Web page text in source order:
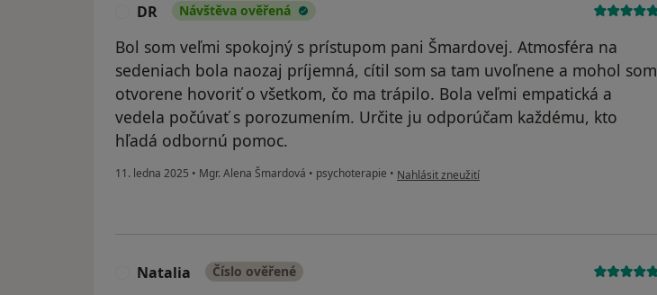
DR Návštěva ověřená
Bol som veľmi spokojný s prístupom pani Šmardovej. Atmosféra na
sedeniach bola naozaj príjemná, cítil som sa tam uvoľnene a mohol som
otvorene hovoriť o všetkom, čo ma trápilo. Bola veľmi empatická a
vedela počúvať s porozumením. Určite ju odporúčam každému, kto
hľadá odbornú pomoc.
11. ledna 2025 • Mgr. Alena Šmardová • psychoterapie • podle názoru uživatele DR
Nahlásit zneužití
Natalia Číslo ověřené